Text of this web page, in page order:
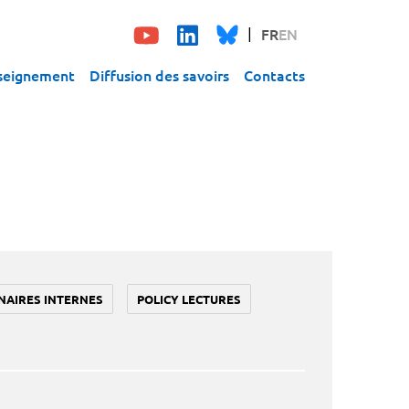
FREN
Diffusion des savoirs Contacts
INTERNES POLICY LECTURES